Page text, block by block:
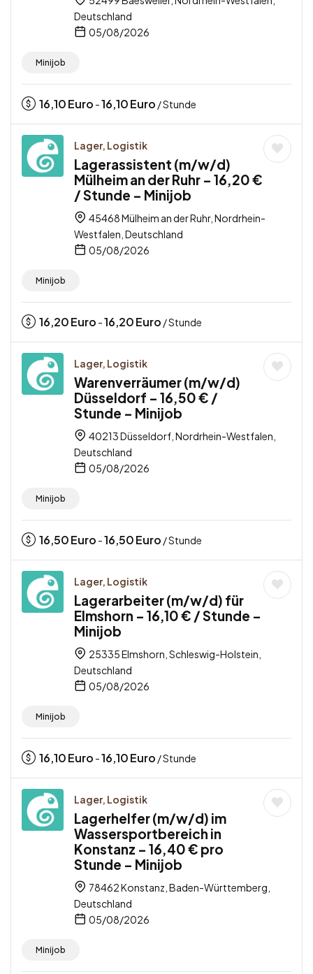
Deutschland
05/08/2026
Minijob
16,10Euro -16,10Euro / Stunde
Lager, Logistik
Lagerassistent (m/w/d)
Mülheim an der Ruhr – 16,20 €
/ Stunde – Minijob
45468 Mülheim an der Ruhr, Nordrhein-
Westfalen, Deutschland
05/08/2026
Minijob
16,20Euro -16,20Euro / Stunde
Lager, Logistik
Warenverräumer (m/w/d)
Düsseldorf – 16,50 € /
Stunde – Minijob
40213 Düsseldorf, Nordrhein-Westfalen,
Deutschland
05/08/2026
Minijob
16,50Euro -16,50Euro / Stunde
Lager, Logistik
Lagerarbeiter (m/w/d) für
Elmshorn – 16,10 € / Stunde –
Minijob
25335 Elmshorn, Schleswig-Holstein,
Deutschland
05/08/2026
Minijob
16,10Euro -16,10Euro / Stunde
Lager, Logistik
Lagerhelfer (m/w/d) im
Wassersportbereich in
Konstanz – 16,40 € pro
Stunde – Minijob
78462 Konstanz, Baden-Württemberg,
Deutschland
05/08/2026
Minijob